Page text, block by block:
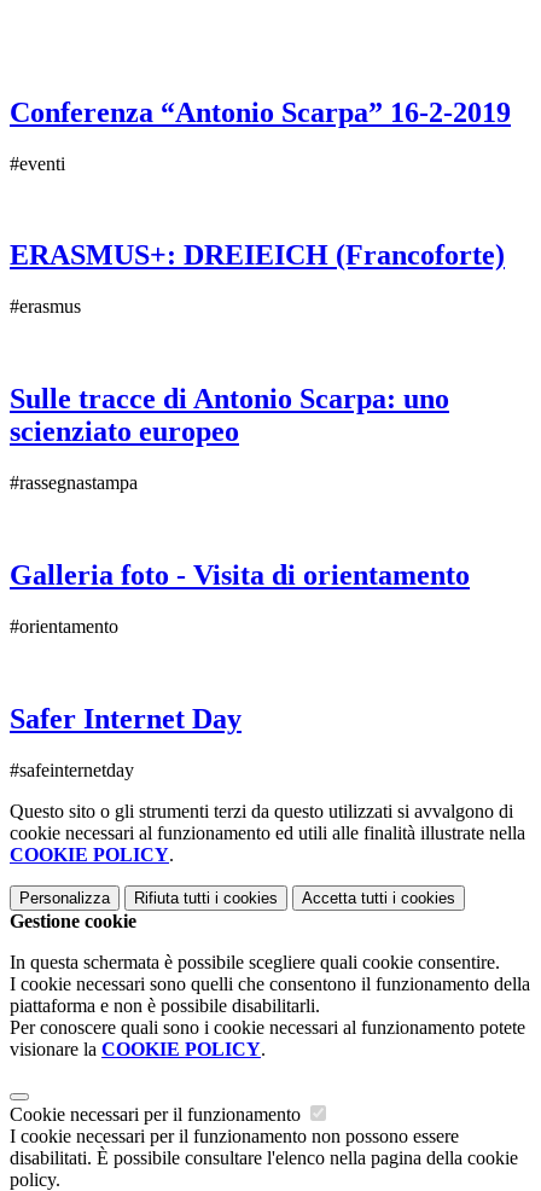
Conferenza “Antonio Scarpa” 16-2-2019
#eventi
ERASMUS+: DREIEICH (Francoforte)
#erasmus
Sulle tracce di Antonio Scarpa: uno
scienziato europeo
#rassegnastampa
Galleria foto - Visita di orientamento
#orientamento
Safer Internet Day
#safeinternetday
Questo sito o gli strumenti terzi da questo utilizzati si avvalgono di
cookie necessari al funzionamento ed utili alle finalità illustrate nella
COOKIE POLICY.
Personalizza Rifiuta tutti i cookies Accetta tutti i cookies
Gestione cookie
In questa schermata è possibile scegliere quali cookie consentire.
I cookie necessari sono quelli che consentono il funzionamento della
piattaforma e non è possibile disabilitarli.
Per conoscere quali sono i cookie necessari al funzionamento potete
visionare la COOKIE POLICY.
Cookie necessari per il funzionamento
I cookie necessari per il funzionamento non possono essere
disabilitati. È possibile consultare l'elenco nella pagina della cookie
policy.